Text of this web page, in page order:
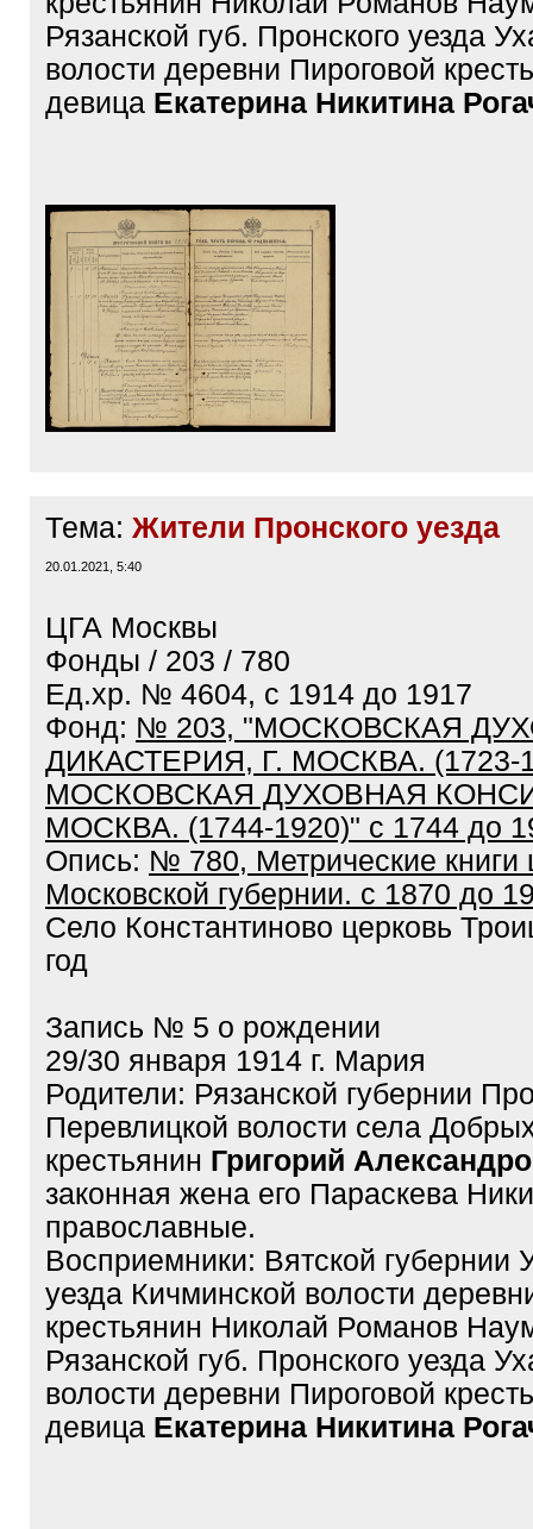
Рязанской губ. Пронского уезда
волости деревни Пироговой
девица Екатерина Никитина
Тема: Жители Пронского уезда
20.01.2021, 5:40
ЦГА Москвы
Фонды / 203 / 780
Ед.хр. № 4604, с 1914 до 1917
Фонд: № 203, "МОСКОВСКАЯ
ДИКАСТЕРИЯ, Г. МОСКВА. (1723-
МОСКОВСКАЯ ДУХОВНАЯ
МОСКВА. (1744-1920)" с 1744 до
Опись: № 780, Метрические книги
Московской губернии. с 1870 до
Село Константиново церковь
год
Запись № 5 о рождении
29/30 января 1914 г. Мария
Родители: Рязанской губернии
Перевлицкой волости села
крестьянин Григорий
законная жена его Параскева
православные.
Восприемники: Вятской губернии
уезда Кичминской волости
крестьянин Николай Романов
Рязанской губ. Пронского уезда
волости деревни Пироговой
девица Екатерина Никитина